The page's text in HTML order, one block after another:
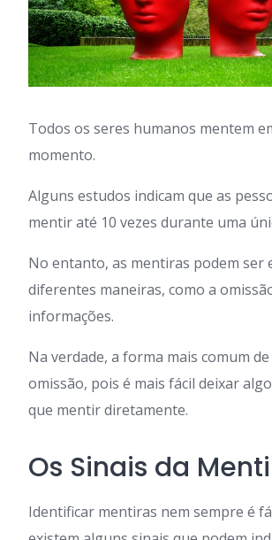
Todos os seres humanos mentem
momento.
Alguns estudos indicam que as
mentir até 10 vezes durante uma
No entanto, as mentiras podem ser
diferentes maneiras, como a
informações.
Na verdade, a forma mais comum
omissão, pois é mais fácil deixar
que mentir diretamente.
Os Sinais da
Identificar mentiras nem sempre é